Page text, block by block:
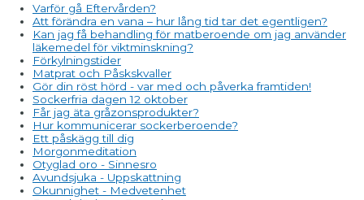
Varför gå Eftervården?
Att förändra en vana – hur lång tid tar det egentligen?
Kan jag få behandling för matberoende om jag använder
läkemedel för viktminskning?
Förkylningstider
Matprat och Påskskvaller
Gör din röst hörd - var med och påverka framtiden!
Sockerfria dagen 12 oktober
Får jag äta gråzonsprodukter?
Hur kommunicerar sockerberoende?
Ett påskägg till dig
Morgonmeditation
Otyglad oro - Sinnesro
Avundsjuka - Uppskattning
Okunnighet - Medvetenhet